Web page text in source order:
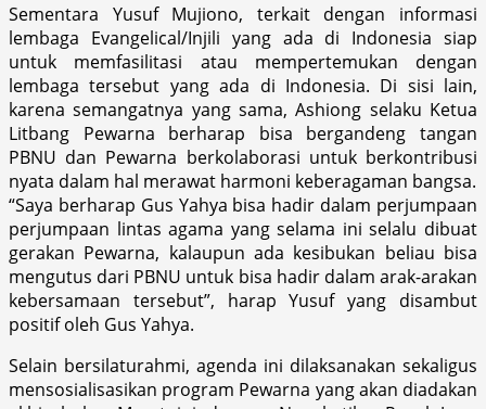
Sementara Yusuf Mujiono, terkait dengan informasi
lembaga Evangelical/Injili yang ada di Indonesia siap
untuk memfasilitasi atau mempertemukan dengan
lembaga tersebut yang ada di Indonesia. Di sisi lain,
karena semangatnya yang sama, Ashiong selaku Ketua
Litbang Pewarna berharap bisa bergandeng tangan
PBNU dan Pewarna berkolaborasi untuk berkontribusi
nyata dalam hal merawat harmoni keberagaman bangsa.
“Saya berharap Gus Yahya bisa hadir dalam perjumpaan
perjumpaan lintas agama yang selama ini selalu dibuat
gerakan Pewarna, kalaupun ada kesibukan beliau bisa
mengutus dari PBNU untuk bisa hadir dalam arak-arakan
kebersamaan tersebut”, harap Yusuf yang disambut
positif oleh Gus Yahya.
Selain bersilaturahmi, agenda ini dilaksanakan sekaligus
mensosialisasikan program Pewarna yang akan diadakan